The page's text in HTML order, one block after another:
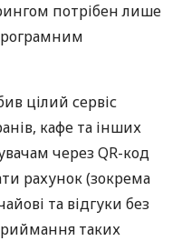
потрібен лише
цілий сервіс
кафе та інших
через QR-код
рахунок (зокрема
та відгуки без
таких